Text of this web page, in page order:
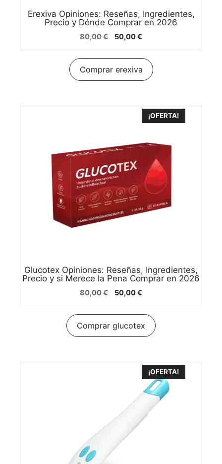
Erexiva Opiniones: Reseñas, Ingredientes,
Precio y Dónde Comprar en 2026
80,00€
El
original
era:
80,00 €.
50,00€
actual
es:
50,00 €.
Comprar erexiva
¡OFERTA!
Glucotex Opiniones: Reseñas, Ingredientes,
Precio y si Merece la Pena Comprar en 2026
80,00€
El
original
era:
50,00€
actual
es:
50,00 €.
Comprar glucotex
¡OFERTA!